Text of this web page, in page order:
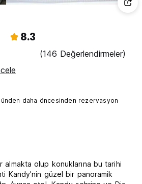
8.3
(146 Değerlendirmeler)
daha öncesinden rezervasyon
olup konuklarına bu tarihi
Kandy'nin güzel bir panoramik